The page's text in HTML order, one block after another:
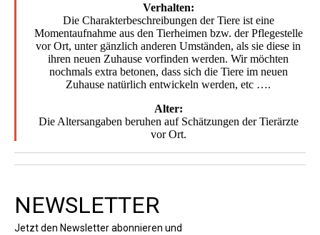
Verhalten:
Die Charakterbeschreibungen der Tiere ist eine
Momentaufnahme aus den Tierheimen bzw. der Pflegestelle
vor Ort, unter gänzlich anderen Umständen, als sie diese in
ihren neuen Zuhause vorfinden werden. Wir möchten
nochmals extra betonen, dass sich die Tiere im neuen
Zuhause natürlich entwickeln werden, etc ….
Alter:
Die Altersangaben beruhen auf Schätzungen der Tierärzte
vor Ort.
NEWSLETTER
Jetzt den Newsletter abonnieren und